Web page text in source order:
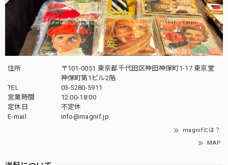
住所
〒101-0051 東京都千代田区神田神保町1-17 東京堂
神保町第1ビル2階
TEL
03-5280-5911
営業時間
12:00-18:00
定休日
不定休
E-mail
info@magnif.jp
magnifとは？
MAP